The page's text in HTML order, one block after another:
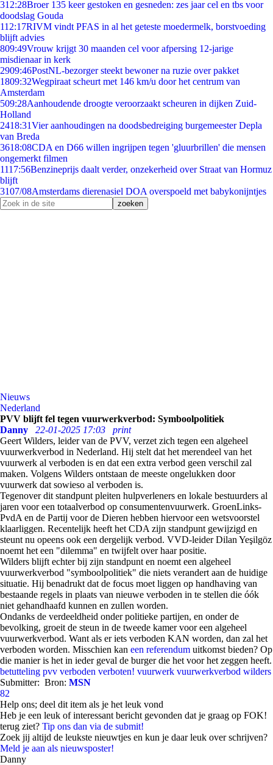
312:28Broer 135 keer gestoken en gesneden: zes jaar cel en tbs voor
doodslag Gouda
112:17RIVM vindt PFAS in al het geteste moedermelk, borstvoeding
blijft advies
809:49Vrouw krijgt 30 maanden cel voor afpersing 12-jarige
misdienaar in kerk
2909:46PostNL-bezorger steekt bewoner na ruzie over pakket
1809:32Wegpiraat scheurt met 146 km/u door het centrum van
Amsterdam
509:28Aanhoudende droogte veroorzaakt scheuren in dijken Zuid-
Holland
2418:31Vier aanhoudingen na doodsbedreiging burgemeester Depla
van Breda
3618:08CDA en D66 willen ingrijpen tegen 'gluurbrillen' die mensen
ongemerkt filmen
1117:56Benzineprijs daalt verder, onzekerheid over Straat van Hormuz
blijft
3107/08Amsterdams dierenasiel DOA overspoeld met babykonijntjes
Nieuws
Nederland
PVV blijft fel tegen vuurwerkverbod: Symboolpolitiek
Danny
22-01-2025 17:03
print
Geert Wilders, leider van de PVV, verzet zich tegen een algeheel
vuurwerkverbod in Nederland. Hij stelt dat het merendeel van het
vuurwerk al verboden is en dat een extra verbod geen verschil zal
maken. Volgens Wilders ontstaan de meeste ongelukken door
vuurwerk dat sowieso al verboden is.
Tegenover dit standpunt pleiten hulpverleners en lokale bestuurders al
jaren voor een totaalverbod op consumentenvuurwerk. GroenLinks-
PvdA en de Partij voor de Dieren hebben hiervoor een wetsvoorstel
klaarliggen. Recentelijk heeft het CDA zijn standpunt gewijzigd en
steunt nu opeens ook een dergelijk verbod. VVD-leider Dilan Yeşilgöz
noemt het een "dilemma" en twijfelt over haar positie.
Wilders blijft echter bij zijn standpunt en noemt een algeheel
vuurwerkverbod "symboolpolitiek" die niets verandert aan de huidige
situatie. Hij benadrukt dat de focus moet liggen op handhaving van
bestaande regels in plaats van nieuwe verboden in te stellen die óók
niet gehandhaafd kunnen en zullen worden.
Ondanks de verdeeldheid onder politieke partijen, en onder de
bevolking, groeit de steun in de tweede kamer voor een algeheel
vuurwerkverbod. Want als er iets verboden KAN worden, dan zal het
verboden worden. Misschien kan een referendum uitkomst bieden? Op
die manier is het in ieder geval de burger die het voor het zeggen heeft.
betutteling pvv verboden verboten! vuurwerk vuurwerkverbod wilders
Submitter: Bron: MSN
82
Help ons; deel dit item als je het leuk vond
Heb je een leuk of interessant bericht gevonden dat je graag op FOK!
terug ziet? Tip ons dan via de submit!
Zoek jij altijd de leukste nieuwtjes en kun je daar leuk over schrijven?
Meld je aan als nieuwsposter!
Danny